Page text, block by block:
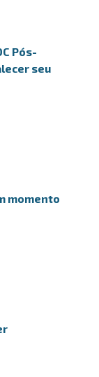
Pós-
seu
momento